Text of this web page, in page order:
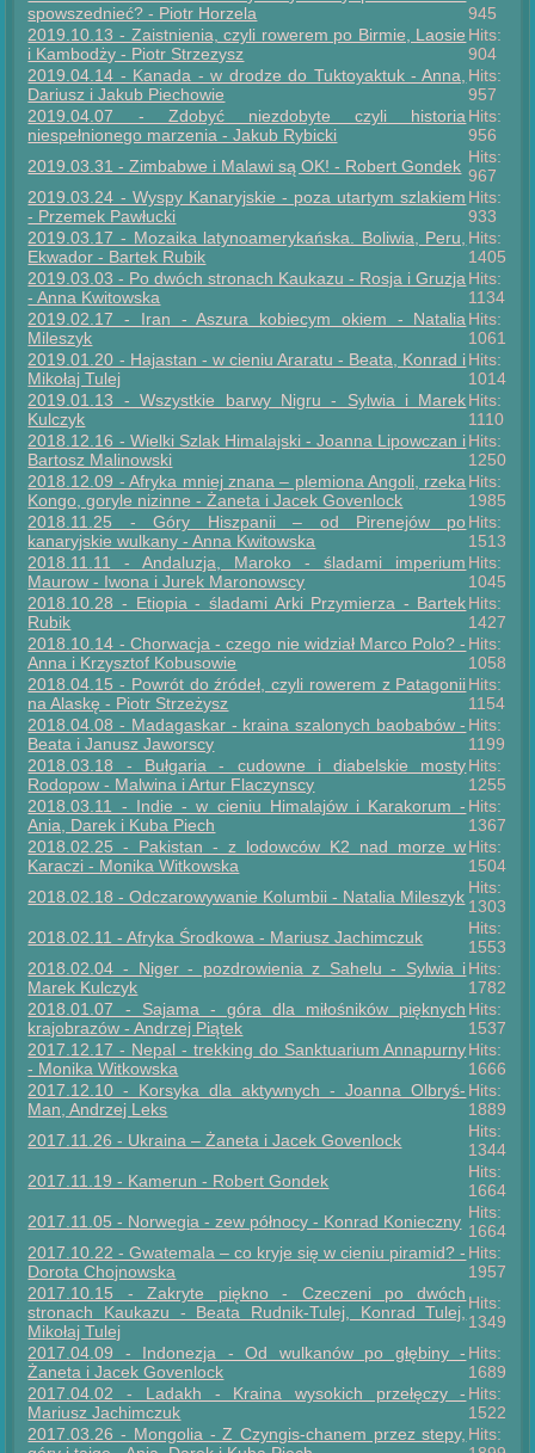
spowszednieć? - Piotr Horzela
945
2019.10.13 - Zaistnienia, czyli rowerem po Birmie, Laosie
i Kambodży - Piotr Strzezysz
Hits:
904
2019.04.14 - Kanada - w drodze do Tuktoyaktuk - Anna,
Dariusz i Jakub Piechowie
Hits:
957
2019.04.07 - Zdobyć niezdobyte czyli historia
niespełnionego marzenia - Jakub Rybicki
Hits:
956
2019.03.31 - Zimbabwe i Malawi są OK! - Robert Gondek Hits:
967
2019.03.24 - Wyspy Kanaryjskie - poza utartym szlakiem
- Przemek Pawłucki
Hits:
933
2019.03.17 - Mozaika latynoamerykańska. Boliwia, Peru,
Ekwador - Bartek Rubik
Hits:
1405
2019.03.03 - Po dwóch stronach Kaukazu - Rosja i Gruzja
- Anna Kwitowska
Hits:
1134
2019.02.17 - Iran - Aszura kobiecym okiem - Natalia
Mileszyk
Hits:
1061
2019.01.20 - Hajastan - w cieniu Araratu - Beata, Konrad i
Mikołaj Tulej
Hits:
1014
2019.01.13 - Wszystkie barwy Nigru - Sylwia i Marek
Kulczyk
Hits:
1110
2018.12.16 - Wielki Szlak Himalajski - Joanna Lipowczan i
Bartosz Malinowski
Hits:
1250
2018.12.09 - Afryka mniej znana – plemiona Angoli, rzeka
Kongo, goryle nizinne - Żaneta i Jacek Govenlock
Hits:
1985
2018.11.25 - Góry Hiszpanii – od Pirenejów po
kanaryjskie wulkany - Anna Kwitowska
Hits:
1513
2018.11.11 - Andaluzja, Maroko - śladami imperium
Maurow - Iwona i Jurek Maronowscy
Hits:
1045
2018.10.28 - Etiopia - śladami Arki Przymierza - Bartek
Rubik
Hits:
1427
2018.10.14 - Chorwacja - czego nie widział Marco Polo? -
Anna i Krzysztof Kobusowie
Hits:
1058
2018.04.15 - Powrót do źródeł, czyli rowerem z Patagonii
na Alaskę - Piotr Strzeżysz
Hits:
1154
2018.04.08 - Madagaskar - kraina szalonych baobabów -
Beata i Janusz Jaworscy
Hits:
1199
2018.03.18 - Bułgaria - cudowne i diabelskie mosty
Rodopow - Malwina i Artur Flaczynscy
Hits:
1255
2018.03.11 - Indie - w cieniu Himalajów i Karakorum -
Ania, Darek i Kuba Piech
Hits:
1367
2018.02.25 - Pakistan - z lodowców K2 nad morze w
Karaczi - Monika Witkowska
Hits:
1504
2018.02.18 - Odczarowywanie Kolumbii - Natalia Mileszyk Hits:
1303
2018.02.11 - Afryka Środkowa - Mariusz Jachimczuk
Hits:
1553
2018.02.04 - Niger - pozdrowienia z Sahelu - Sylwia i
Marek Kulczyk
Hits:
1782
2018.01.07 - Sajama - góra dla miłośników pięknych
krajobrazów - Andrzej Piątek
Hits:
1537
2017.12.17 - Nepal - trekking do Sanktuarium Annapurny
- Monika Witkowska
Hits:
1666
2017.12.10 - Korsyka dla aktywnych - Joanna Olbryś-
Man, Andrzej Leks
Hits:
1889
2017.11.26 - Ukraina – Żaneta i Jacek Govenlock
Hits:
1344
2017.11.19 - Kamerun - Robert Gondek
Hits:
1664
2017.11.05 - Norwegia - zew północy - Konrad Konieczny Hits:
1664
2017.10.22 - Gwatemala – co kryje się w cieniu piramid? -
Dorota Chojnowska
Hits:
1957
2017.10.15 - Zakryte piękno - Czeczeni po dwóch
stronach Kaukazu - Beata Rudnik-Tulej, Konrad Tulej,
Mikołaj Tulej
Hits:
1349
2017.04.09 - Indonezja - Od wulkanów po głębiny -
Żaneta i Jacek Govenlock
Hits:
1689
2017.04.02 - Ladakh - Kraina wysokich przełęczy -
Mariusz Jachimczuk
Hits:
1522
2017.03.26 - Mongolia - Z Czyngis-chanem przez stepy, Hits: